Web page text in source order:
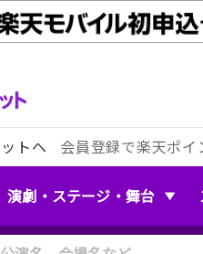
トへ 会員登録で楽天ポイ
演劇・ステージ・舞台